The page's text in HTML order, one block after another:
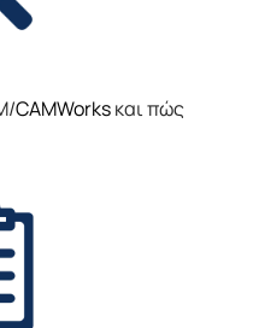
CAMWorksκαι πώς